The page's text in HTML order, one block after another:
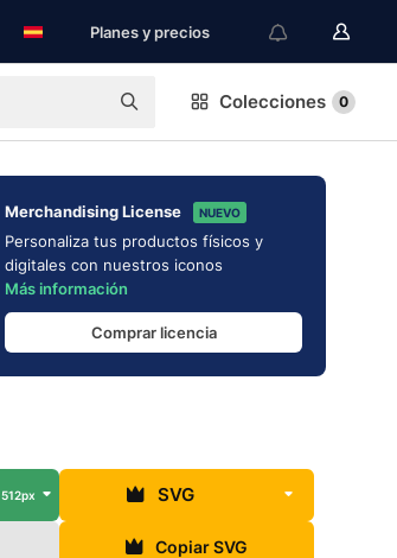
Planes y precios
Colecciones 0
Merchandising License NUEVO
Personaliza tus productos físicos y
digitales con nuestros iconos
Más información
Comprar licencia
512px SVG
Copiar SVG